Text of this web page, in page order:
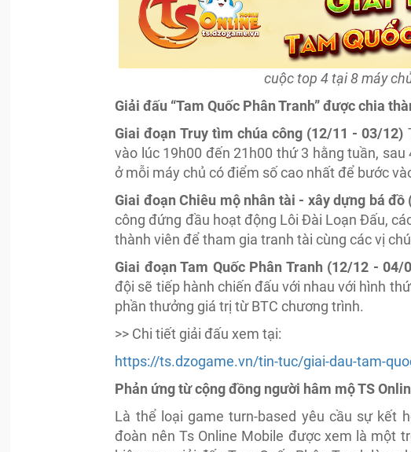
cuộc top 4 tại 8 máy
Giải đấu “Tam Quốc Phân Tranh” được chia
Giai đoạn Truy tìm chúa công (12/11 - 03/12)
vào lúc 19h00 đến 21h00 thứ 3 hằng tuần,
ở mỗi máy chủ có điểm số cao nhất để bước
Giai đoạn Chiêu mộ nhân tài - xây dựng bá đồ
công đứng đầu hoạt động Lôi Đài Loạn Đấu,
thành viên để tham gia tranh tài cùng các vị
Giai đoạn Tam Quốc Phân Tranh (12/12 - 04/
đội sẽ tiếp hành chiến đấu với nhau với hình
phần thưởng giá trị từ BTC chương trình.
>> Chi tiết giải đấu xem tại:
https://ts.dzogame.vn/tin-tuc/giai-dau-tam-
Phản ứng từ cộng đồng người hâm mộ TS
Là thể loại game turn-based yêu cầu sự kết
đoàn nên Ts Online Mobile được xem là một